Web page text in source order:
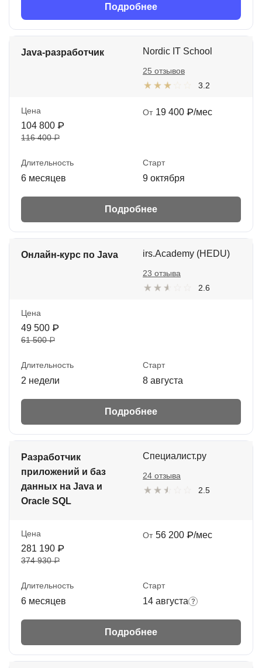
Подробнее
Java-разработчик Nordic IT School
3.2
25 отзывов
Цена
104 800 ₽
116 400 ₽
От 19 400 ₽/мес
Длительность
6 месяцев
Старт
9 октября
Подробнее
Онлайн-курс по Java irs.Academy (HEDU)
2.6
23 отзыва
Цена
49 500 ₽
61 500 ₽
Длительность
2 недели
Старт
8 августа
Подробнее
Разработчик
приложений и баз
данных на Java и
Oracle SQL
Специалист.ру
2.5
24 отзыва
Цена
281 190 ₽
374 930 ₽
От 56 200 ₽/мес
Длительность
6 месяцев
Старт
14 августа
Подробнее